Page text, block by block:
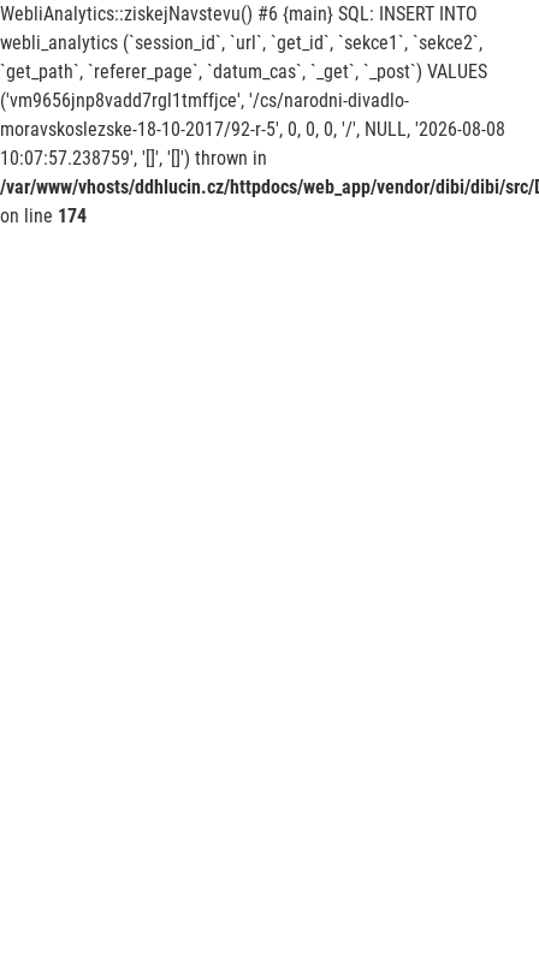
WebliAnalytics::ziskejNavstevu() #6 {main} SQL: INSERT INTO
webli_analytics (`session_id`, `url`, `get_id`, `sekce1`, `sekce2`,
`get_path`, `referer_page`, `datum_cas`, `_get`, `_post`) VALUES
('vm9656jnp8vadd7rgl1tmffjce', '/cs/narodni-divadlo-
moravskoslezske-18-10-2017/92-r-5', 0, 0, 0, '/', NULL, '2026-08-08
10:07:57.238759', '[]', '[]') thrown in
/var/www/vhosts/ddhlucin.cz/httpdocs/web_app/vendor/dibi/dibi/
on line 174